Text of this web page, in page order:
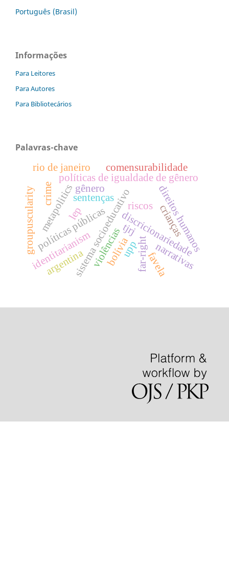
Português (Brasil)
Informações
Para Leitores
Para Autores
Para Bibliotecários
Palavras-chave
sistema socioeducativo
políticas de igualdade de gênero
discricionariedade
políticas públicas direitos humanos
sentenças
tjrj
metapolitics
far-right
groupuscularityidentitarianism
riscos crianças
lep
violências narrativas
comensurabilidade
favela
crime gênero
upp
argentina
rio de janeiro
bolívia